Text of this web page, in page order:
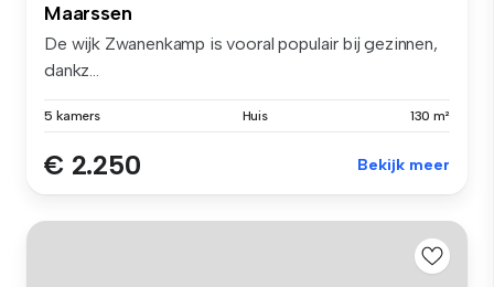
Maarssen
De wijk Zwanenkamp is vooral populair bij gezinnen,
dankz...
5 kamers Huis 130 m²
€ 2.250 Bekijk meer